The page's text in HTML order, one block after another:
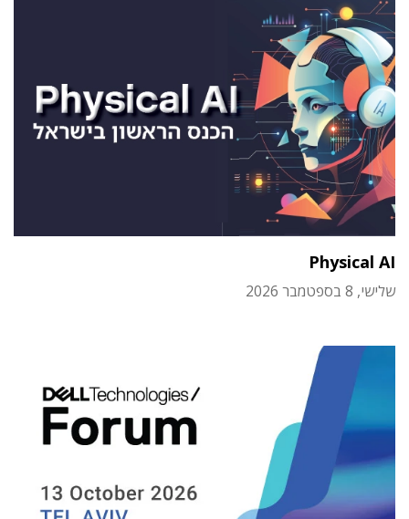
Physical AI
שלישי, 8 בספטמבר 2026